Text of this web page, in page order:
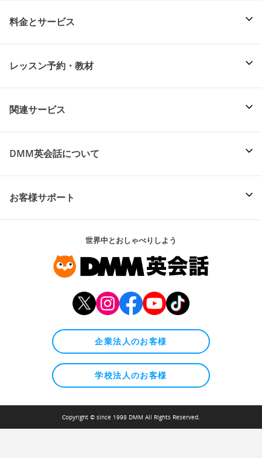
料金とサービス
レッスン予約・教材
関連サービス
DMM英会話について
お客様サポート
世界中とおしゃべりしよう
企業法人のお客様
学校法人のお客様
Copyright © since 1998 DMM All Rights Reserved.